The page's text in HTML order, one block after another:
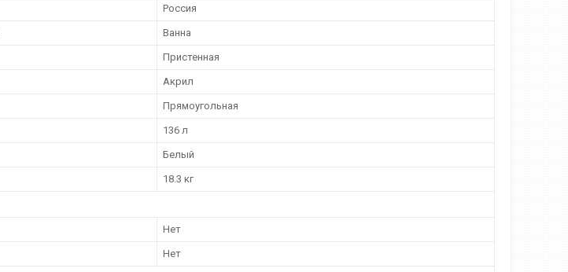
Россия
Ванна
Пристенная
Акрил
Прямоугольная
136 л
Белый
18.3 кг
Нет
Нет